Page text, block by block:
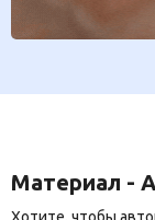
Материал -